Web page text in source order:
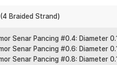
karena senar mudah putus.
sungai, dan kolam dengan
pemula hingga
(4 Braided Strand)
Senar Pancing #0.4: Diameter
Senar Pancing #0.6: Diameter
Senar Pancing #0.8: Diameter